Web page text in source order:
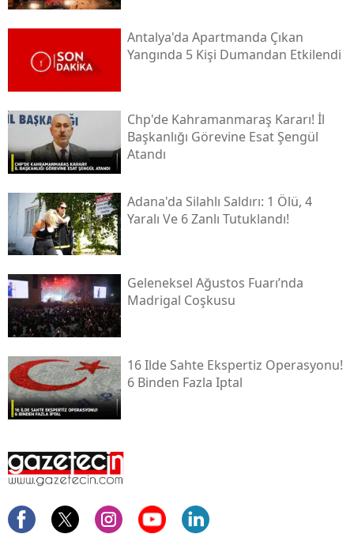
Antalya'da Apartmanda Çıkan
Yangında 5 Kişi Dumandan Etkilendi
Chp'de Kahramanmaraş Kararı! İl
Başkanlığı Görevine Esat Şengül
Atandı
Adana'da Silahlı Saldırı: 1 Ölü, 4
Yaralı Ve 6 Zanlı Tutuklandı!
Geleneksel Ağustos Fuarı’nda
Madrigal Coşkusu
16 Ilde Sahte Ekspertiz Operasyonu!
6 Binden Fazla Iptal